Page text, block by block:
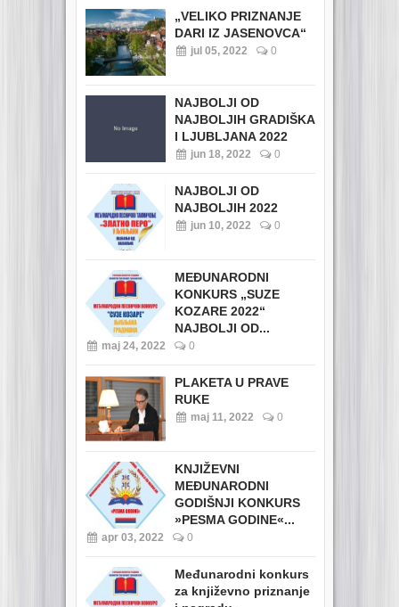
„VELIKO PRIZNANJE
DARI IZ JASENOVCA“
jul 05, 2022 0
NAJBOLJI OD
NAJBOLJIH GRADIŠKA
I LJUBLJANA 2022
jun 18, 2022 0
NAJBOLJI OD
NAJBOLJIH 2022
jun 10, 2022 0
MEĐUNARODNI
KONKURS „SUZE
KOZARE 2022“
NAJBOLJI OD...
maj 24, 2022 0
PLAKETA U PRAVE
RUKE
maj 11, 2022 0
KNJIŽEVNI
MEĐUNARODNI
GODIŠNJI KONKURS
»PESMA GODINE«...
apr 03, 2022 0
Međunarodni konkurs
za književno priznanje